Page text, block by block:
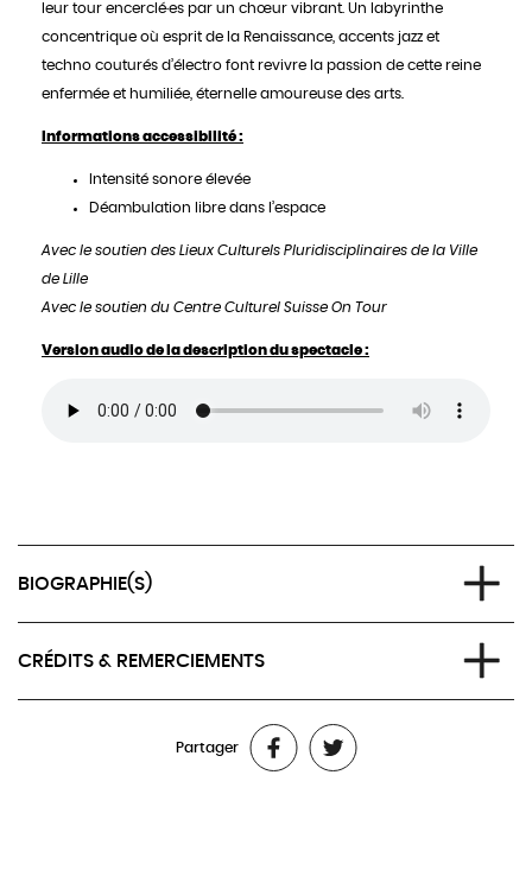
Partager
leur tour encerclé·es par un chœur vibrant. Un labyrinthe
concentrique où esprit de la Renaissance, accents jazz et
techno couturés d’électro font revivre la passion de cette reine
enfermée et humiliée, éternelle amoureuse des arts.
Informations accessibilité :
Intensité sonore élevée
Déambulation libre dans l’espace
Avec le soutien des Lieux Culturels Pluridisciplinaires de la Ville
de Lille
Avec le soutien du Centre Culturel Suisse On Tour
Version audio de la description du spectacle :
BIOGRAPHIE(S)
LA RIBOT
apparue au sortir de la transition démocratique dans l’Espagne
des années 1980, a profondément modifié le champ de la danse
CRÉDITS & REMERCIEMENTS
: La Ribot et Asier Puga
Chorégraphie et mise en scène
: La Ribot